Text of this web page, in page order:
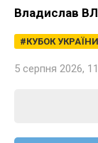
Владислав
КУБОК УКРАЇНИ
5 серпня 2026,